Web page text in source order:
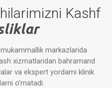
Kashf
markazlarida
xizmatlaridan bahramand
va ekspert yordami klinik
o'rnatadi.